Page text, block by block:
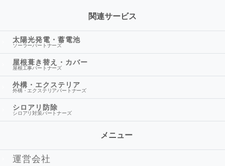
運営会社
関連サービス
太陽光発電・蓄電池
ソーラーパートナーズ
屋根葺き替え・カバー
屋根工事パートナーズ
外構・エクステリア
外構・エクステリアパートナーズ
シロアリ防除
シロアリ対策パートナーズ
メニュー